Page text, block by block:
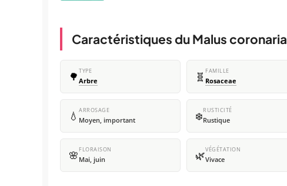
Caractéristiques du Malus coronaria
🌳 TYPE
Arbre 🧬 FAMILLE
Rosaceae
💧 ARROSAGE
Moyen, important ❄️RUSTICITÉ
Rustique
🌸 FLORAISON
Mai, juin 🌿VÉGÉTATION
Vivace